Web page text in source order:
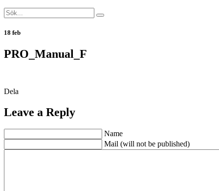
18 feb
PRO_Manual_F
Dela
Leave a Reply
Name
Mail (will not be published)